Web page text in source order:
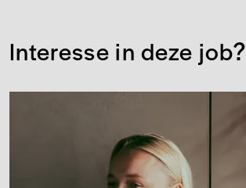
Interesse in deze job?